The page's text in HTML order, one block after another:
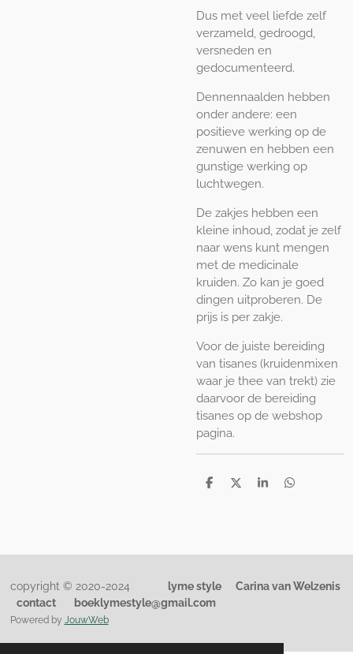
Dus met veel liefde zelf
verzameld, gedroogd,
versneden en
gedocumenteerd.
Dennennaalden hebben
onder andere: een
positieve werking op de
zenuwen en hebben een
gunstige werking op
luchtwegen.
De zakjes hebben een
kleine inhoud, zodat je zelf
naar wens kunt mengen
met de medicinale
kruiden. Zo kan je goed
dingen uitproberen. De
prijs is per zakje.
Voor de juiste bereiding
van tisanes (kruidenmixen
waar je thee van trekt) zie
daarvoor de bereiding
tisanes op de webshop
pagina.
D
D
S
D
copyright © 2020-2024 lyme style
Carina van Welzenis
contact
boeklymestyle@gmail.com
Powered by JouwWeb